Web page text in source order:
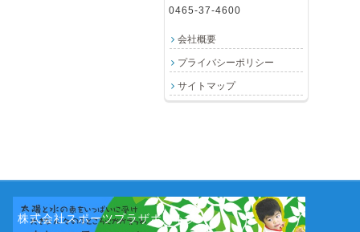
0465-37-4600
会社概要
プライバシーポリシー
サイトマップ
株式会社スポーツプラザホウトク